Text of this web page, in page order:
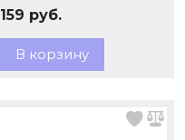
159 руб.
В корзину